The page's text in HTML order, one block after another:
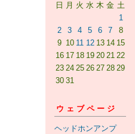
日 月 火 水 木 金 土
1
2
3 4 5 6 7
8
9 10 11 12 13 14 15
16 17 18 19 20 21 22
23 24 25 26 27 28 29
30 31
ウェブページ
ヘッドホンアンプ